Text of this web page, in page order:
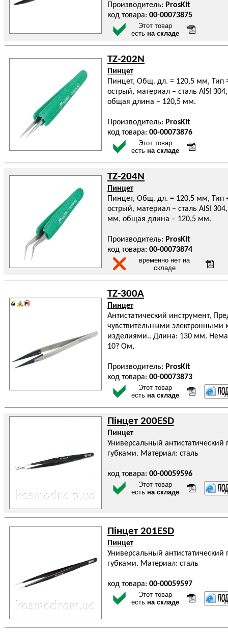
Производитель: ProsKit
код товара: 00-00073875
Этот товар
есть на складе
TZ-202N
Пинцет
Пинцет, Общ. дл. = 120,5 мм, Тип
острый, материал – сталь AISI
общая длина – 120,5 мм.
Производитель: ProsKit
код товара: 00-00073876
Этот товар
есть на складе
TZ-204N
Пинцет
Пинцет, Общ. дл. = 120,5 мм, Тип
острый, материал – сталь AISI
мм, общая длина – 120,5 мм.
Производитель: ProsKit
код товара: 00-00073874
временно нет на
складе
TZ-300A
Пинцет
Антистатический инструмент,
чувствительными
изделиями.. Длина: 130 мм.
10? Ом,
Производитель: ProsKit
код товара: 00-00073873
Этот товар
есть на складе
Пінцет 200ESD
Пинцет
Универсальный
губками. Материал: сталь
код товара: 00-00059596
Этот товар
есть на складе
Пінцет 201ESD
Пинцет
Универсальный
губками. Материал: сталь
код товара: 00-00059597
Этот товар
есть на складе